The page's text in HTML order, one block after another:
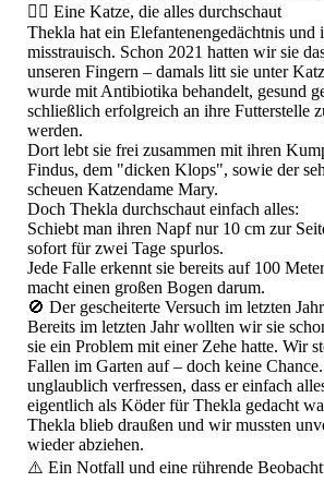
​🕵️‍♀️ Eine Katze, die alles durchschaut
​Thekla hat ein Elefantenengedächtnis und
misstrauisch. Schon 2021 hatten wir sie
unseren Fingern – damals litt sie unter
wurde mit Antibiotika behandelt, gesund
schließlich erfolgreich an ihre Futterstelle
werden.
​Dort lebt sie frei zusammen mit ihren
Findus, dem "dicken Klops", sowie der
scheuen Katzendame Mary.
Doch Thekla durchschaut einfach alles:
​Schiebt man ihren Napf nur 10 cm zur
sofort für zwei Tage spurlos.
Jede Falle erkennt sie bereits auf 100
macht einen großen Bogen darum.
​🚫 Der gescheiterte Versuch im letzten
​Bereits im letzten Jahr wollten wir sie
sie ein Problem mit einer Zehe hatte. Wir
Fallen im Garten auf – doch keine
unglaublich verfressen, dass er einfach
eigentlich als Köder für Thekla gedacht
Thekla blieb draußen und wir mussten
wieder abziehen.
​⚠️ Ein Notfall und eine rührende